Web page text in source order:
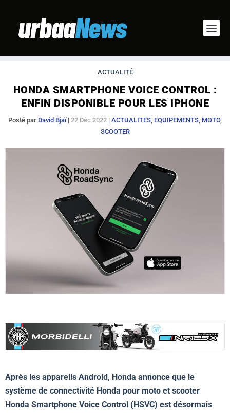
ACTUALITÉ
HONDA SMARTPHONE VOICE CONTROL :
ENFIN DISPONIBLE POUR LES IPHONE
Posté par David Bjaï| 22 Déc 2022 | ACTUALITES, EQUIPEMENTS, MOTO,
SCOOTER
Après les appareils Android, Honda annonce que le
système de connectivité Honda pour moto et scooter
Honda Smartphone Voice Control (HSVC) est désormais